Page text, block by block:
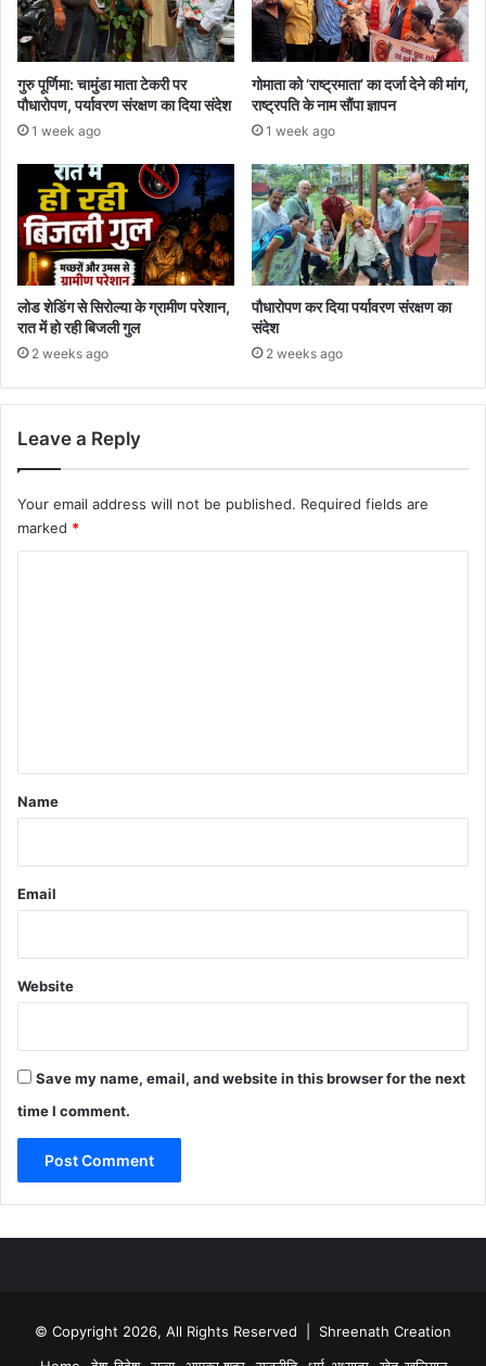
गुरु पूर्णिमा: चामुंडा माता टेकरी पर
पौधारोपण, पर्यावरण संरक्षण का दिया संदेश
1 week ago
गोमाता को ‘राष्ट्रमाता’ का दर्जा देने की मांग,
राष्ट्रपति के नाम सौंपा ज्ञापन
1 week ago
लोड शेडिंग से सिरोल्या के ग्रामीण परेशान,
रात में हो रही बिजली गुल
2 weeks ago
पौधारोपण कर दिया पर्यावरण संरक्षण का
संदेश
2 weeks ago
Leave a Reply
Your email address will not be published. Required fields are
marked *
*
Name
Email
Website
Save my name, email, and website in this browser for the next
time I comment.
© Copyright 2026, All Rights Reserved | Shreenath Creation